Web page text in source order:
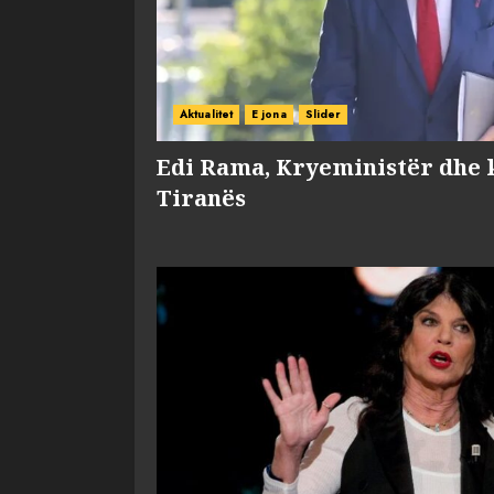
Aktualitet E jona Slider
Edi Rama, Kryeministër
Tiranës